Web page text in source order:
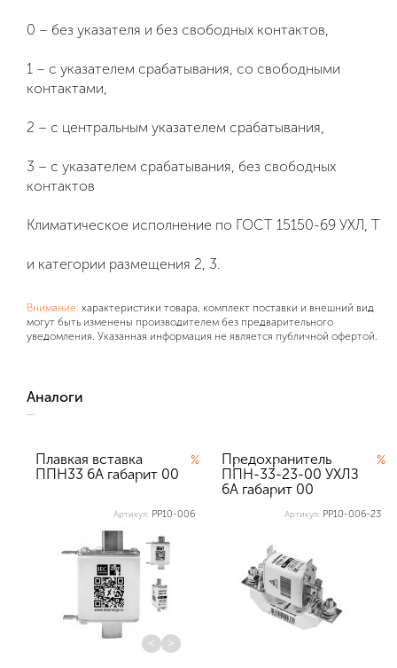
0 – без указателя и без свободных контактов,
1 – с указателем срабатывания, со свободными
контактами,
2 – с центральным указателем срабатывания,
3 – с указателем срабатывания, без свободных
контактов
Климатическое исполнение по ГОСТ 15150-69 УХЛ, Т
и категории размещения 2, 3.
Внимание: характеристики товара, комплект поставки и внешний вид
могут быть изменены производителем без предварительного
уведомления. Указанная информация не является публичной офертой.
Аналоги
Плавкая вставка
ППН33 6А габарит 00
%
Артикул: PP10-006
< >
Предохранитель
ППН-33-23-00 УХЛЗ
6А габарит 00
%
Артикул: PP10-006-23